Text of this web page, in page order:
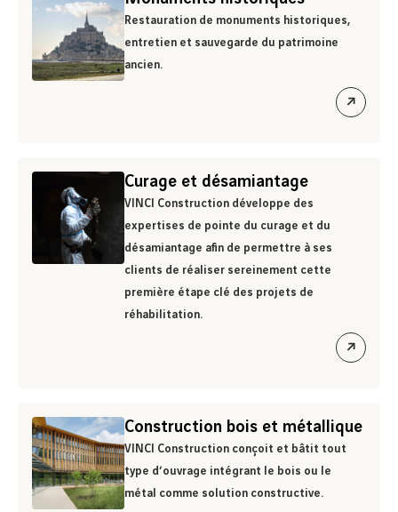
Restauration de monuments historiques,
entretien et sauvegarde du patrimoine
ancien.
ouvrir
Curage et désamiantage
VINCI Construction développe des
expertises de pointe du curage et du
désamiantage afin de permettre à ses
clients de réaliser sereinement cette
première étape clé des projets de
réhabilitation.
ouvrir
Construction bois et métallique
VINCI Construction conçoit et bâtit tout
type d’ouvrage intégrant le bois ou le
métal comme solution constructive.